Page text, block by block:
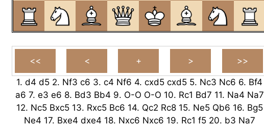
1. d4 d5 2. Nf3 c6 3. c4 Nf6 4. cxd5 cxd5 5. Nc3 Nc6 6. Bf4
a6 7. e3 e6 8. Bd3 Bb4 9. O-O O-O 10. Rc1 Bd7 11. Na4 Na7
12. Nc5 Bxc5 13. Rxc5 Bc6 14. Qc2 Rc8 15. Ne5 Qb6 16. Bg5
Ne4 17. Bxe4 dxe4 18. Nxc6 Nxc6 19. Rc1 f5 20. b3 Na7